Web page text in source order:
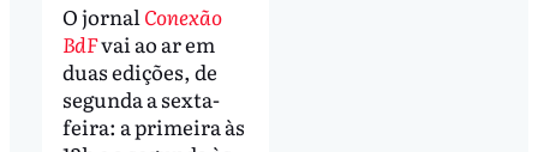
O jornalConexão
BdFvai ao ar em
duas edições, de
segunda a sexta-
feira: a primeira às